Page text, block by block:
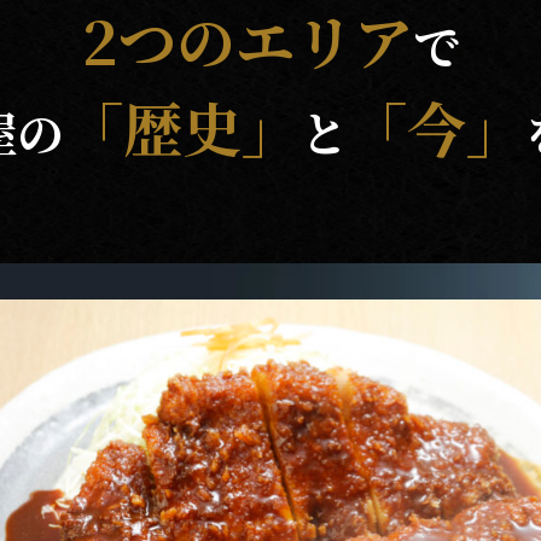
2つのエリアで
の
「歴史」 と 「今」